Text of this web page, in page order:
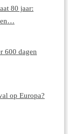
80 jaar:
600 dagen
op Europa?